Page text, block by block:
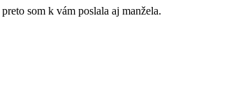
som k vám poslala aj manžela.